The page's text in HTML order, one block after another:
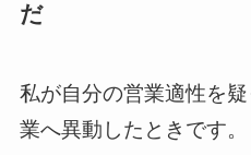
だ
私が自分の営業適性を
業へ異動したときです。